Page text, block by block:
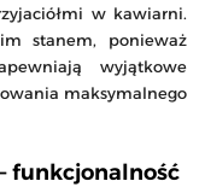
w kawiarni.
stanem, ponieważ
wyjątkowe
maksymalnego
funkcjonalność